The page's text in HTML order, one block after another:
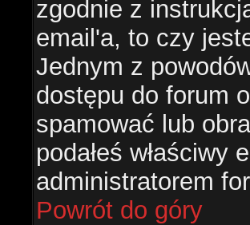
zgodnie z
email'a, to czy
Jednym z
dostępu do forum
spamować lub
podałeś
administratorem
Powrót do góry